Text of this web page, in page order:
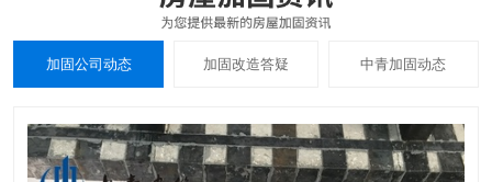
加固公司动态 加固改造答疑 中青加固动态